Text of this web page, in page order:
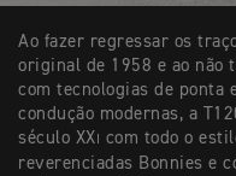
Ao fazer regressar os
original de 1958 e ao não
com tecnologias de ponta
condução modernas, a
século XX com todo o
reverenciadas Bonnies e